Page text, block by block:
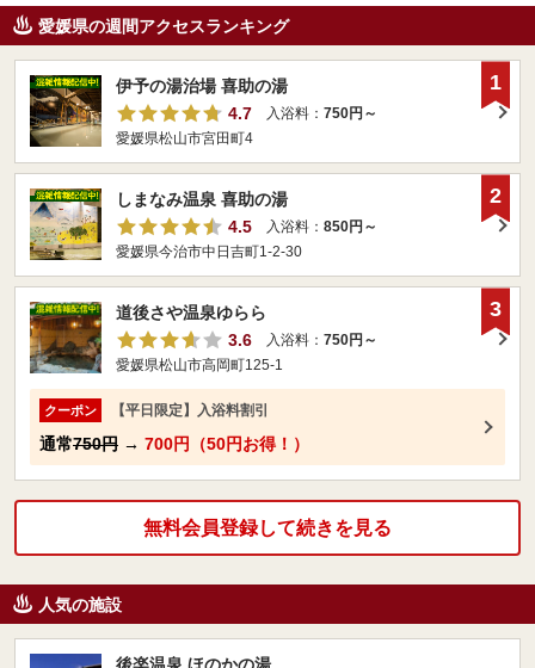
愛媛県の週間アクセスランキング
伊予の湯治場 喜助の湯
4.7
入浴料： 750円～
愛媛県松山市宮田町4
1
しまなみ温泉 喜助の湯
4.5
入浴料： 850円～
愛媛県今治市中日吉町1-2-30
2
道後さや温泉ゆらら
3.6
入浴料： 750円～
愛媛県松山市高岡町125-1
クーポン 【平日限定】入浴料割引
通常750円 → 700円（50円お得！）
3
無料会員登録して続きを見る
人気の施設